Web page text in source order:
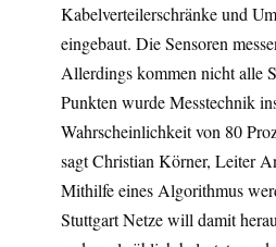
Kabelverteilerschränke und
eingebaut. Die Sensoren
Allerdings kommen nicht alle
Punkten wurde Messtechnik
Wahrscheinlichkeit von 80
sagt Christian Körner, Leiter
Mithilfe eines Algorithmus
Stuttgart Netze will damit